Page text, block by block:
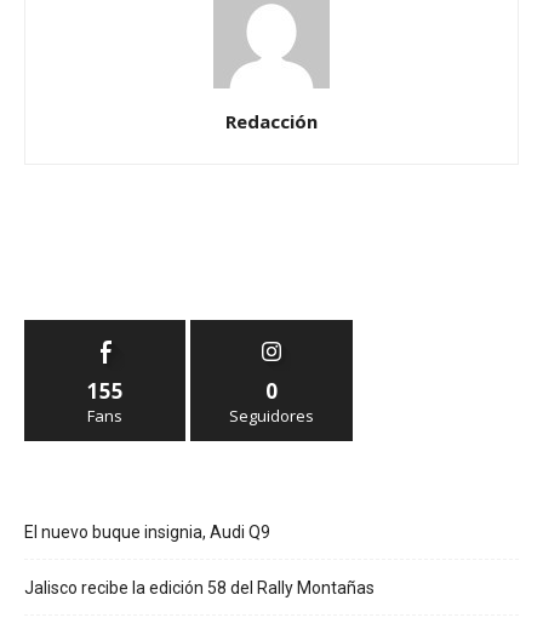
Redacción
155
Fans
0
Seguidores
El nuevo buque insignia, Audi Q9
Jalisco recibe la edición 58 del Rally Montañas